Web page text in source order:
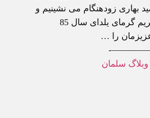
بهاری زودهنگام می نشينيم و
از ياد نمی بريم گرمای يلدای سال 85
را …
وبلاگ سلمان